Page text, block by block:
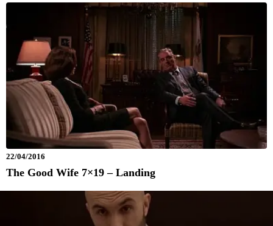
22/04/2016
The Good Wife 7×19 – Landing